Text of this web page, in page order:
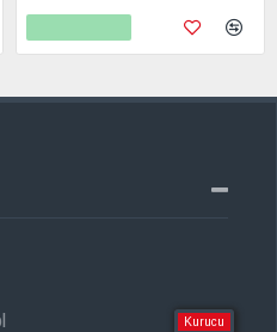
Kurucu